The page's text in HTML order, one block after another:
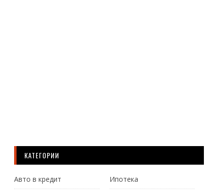
КАТЕГОРИИ
Авто в кредит Ипотека